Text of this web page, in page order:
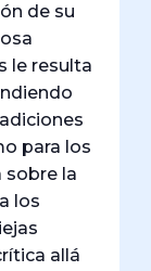
de su
le resulta
para los
sobre la
los
allá